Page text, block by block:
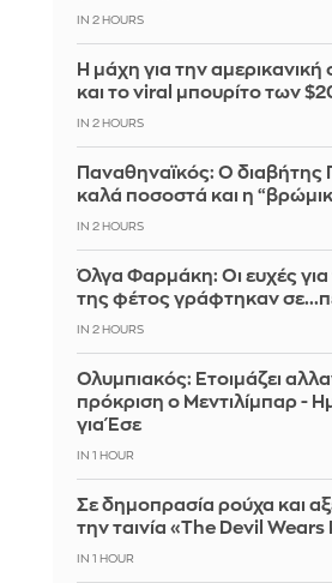
IN 2 HOURS
Η μάχη για την αμερικανική
και το viral μπουρίτο των
IN 2 HOURS
Παναθηναϊκός: Ο διαβήτης
καλά ποσοστά και η
IN 2 HOURS
Όλγα Φαρμάκη: Οι ευχές για
της φέτος γράφτηκαν
IN 2 HOURS
Ολυμπιακός: Ετοιμάζει
πρόκριση ο Μεντιλίμπαρ -
για Έσε
IN 1 HOUR
Σε δημοπρασία ρούχα και
την ταινία «The Devil Wears
IN 1 HOUR